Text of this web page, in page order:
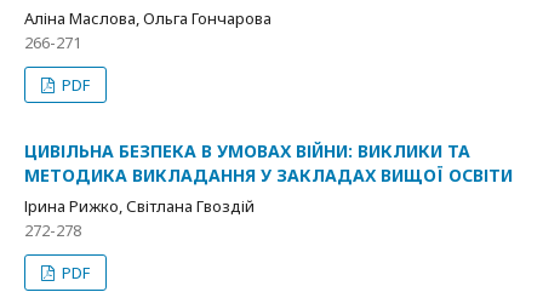
Аліна Маслова, Ольга Гончарова
266-271
PDF
ЦИВІЛЬНА БЕЗПЕКА В УМОВАХ ВІЙНИ: ВИКЛИКИ ТА
МЕТОДИКА ВИКЛАДАННЯ У ЗАКЛАДАХ ВИЩОЇ ОСВІТИ
Ірина Рижко, Світлана Гвоздій
272-278
PDF